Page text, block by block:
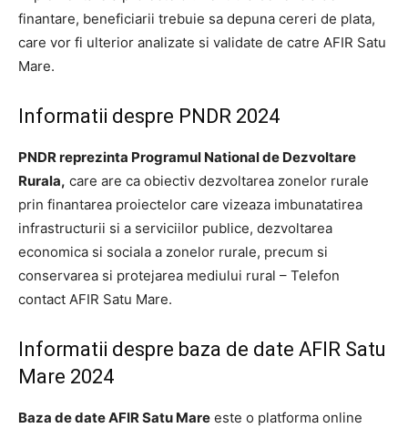
finantare, beneficiarii trebuie sa depuna cereri de plata,
care vor fi ulterior analizate si validate de catre AFIR Satu
Mare.
Informatii despre PNDR 2024
PNDR reprezinta Programul National de Dezvoltare
Rurala, care are ca obiectiv dezvoltarea zonelor rurale
prin finantarea proiectelor care vizeaza imbunatatirea
infrastructurii si a serviciilor publice, dezvoltarea
economica si sociala a zonelor rurale, precum si
conservarea si protejarea mediului rural – Telefon
contact AFIR Satu Mare.
Informatii despre baza de date AFIR Satu
Mare 2024
Baza de date AFIR Satu Mare este o platforma online